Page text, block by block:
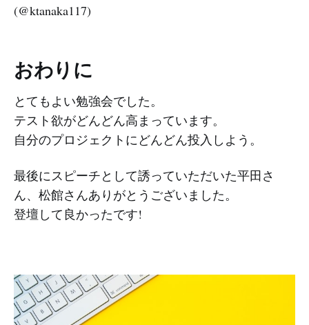
(@ktanaka117)
おわりに
とてもよい勉強会でした。
テスト欲がどんどん高まっています。
自分のプロジェクトにどんどん投入しよう。
最後にスピーチとして誘っていただいた平田さ
ん、松館さんありがとうございました。
登壇して良かったです!